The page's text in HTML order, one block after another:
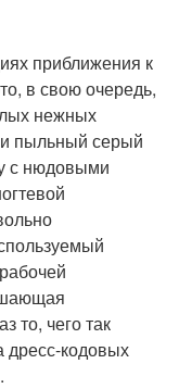
приближения к
в свою очередь,
нежных
пыльный серый
с нюдовыми
то, чего так
дресс-кодовых